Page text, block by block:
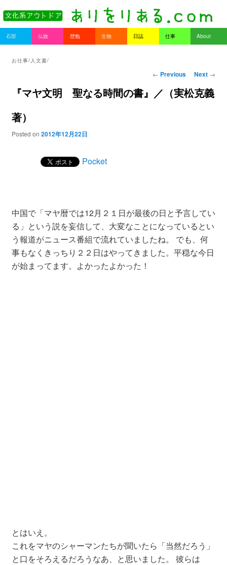
Main menu
Skip to primary content
Skip to secondary content
石部 仏旅 歴勉 生物 日誌 仕事 About
お仕事/人文書/
Post navigation
← Previous Next →
『マヤ文明 聖なる時間の書』／（実松克義
著）
Posted on 2012年12月22日
Pocket
中国で「マヤ暦では12月２１日が最後の日と予言してい
る」という説を妄信して、大変なことになっているとい
う報道がニュース番組で流れていましたね。 でも、何
事もなくきっちり２２日はやってきました。平穏な今日
が始まってます。よかったよかった！
とはいえ。
これをマヤのシャーマンたちが聞いたら「当然だろう」
と口をそろえるだろうなあ、と思いました。 彼らは